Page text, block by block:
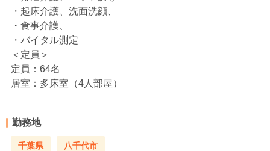
・起床介護、洗面洗顔、
・食事介護、
・バイタル測定
＜定員＞
定員：64名
居室：多床室（4人部屋）
勤務地
千葉県 八千代市